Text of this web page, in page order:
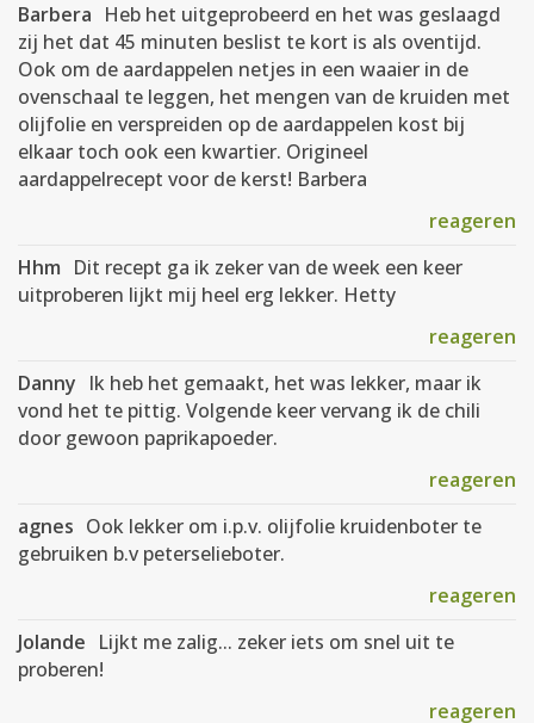
Barbera Heb het uitgeprobeerd en het was geslaagd
zij het dat 45 minuten beslist te kort is als oventijd.
Ook om de aardappelen netjes in een waaier in de
ovenschaal te leggen, het mengen van de kruiden met
olijfolie en verspreiden op de aardappelen kost bij
elkaar toch ook een kwartier. Origineel
aardappelrecept voor de kerst! Barbera
reageren
Hhm Dit recept ga ik zeker van de week een keer
uitproberen lijkt mij heel erg lekker. Hetty
reageren
Danny Ik heb het gemaakt, het was lekker, maar ik
vond het te pittig. Volgende keer vervang ik de chili
door gewoon paprikapoeder.
reageren
agnes Ook lekker om i.p.v. olijfolie kruidenboter te
gebruiken b.v peterselieboter.
reageren
Jolande Lijkt me zalig... zeker iets om snel uit te
proberen!
reageren